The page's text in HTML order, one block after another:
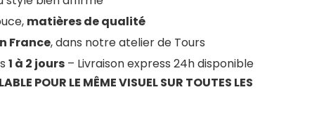
matières de qualité
France, dans notre atelier de Tours
1 à 2 jours – Livraison express 24h disponible
POUR LE MÊME VISUEL SUR TOUTES LES